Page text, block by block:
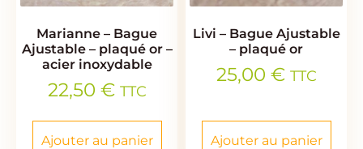
Marianne – Bague
Ajustable – plaqué or –
acier inoxydable
22,50 € TTC
Ajouter au panier
Livi – Bague Ajustable
– plaqué or
25,00 € TTC
Ajouter au panier